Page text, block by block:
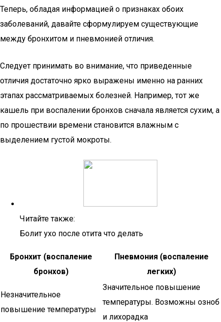
Теперь, обладая информацией о признаках обоих
заболеваний, давайте сформулируем существующие
между бронхитом и пневмонией отличия.
Следует принимать во внимание, что приведенные
отличия достаточно ярко выражены именно на ранних
этапах рассматриваемых болезней. Например, тот же
кашель при воспалении бронхов сначала является сухим, а
по прошествии времени становится влажным с
выделением густой мокроты.
Читайте также:
Болит ухо после отита что делать
Бронхит (воспаление
бронхов)
Пневмония (воспаление
легких)
Незначительное
повышение температуры
Значительное повышение
температуры. Возможны озноб
и лихорадка